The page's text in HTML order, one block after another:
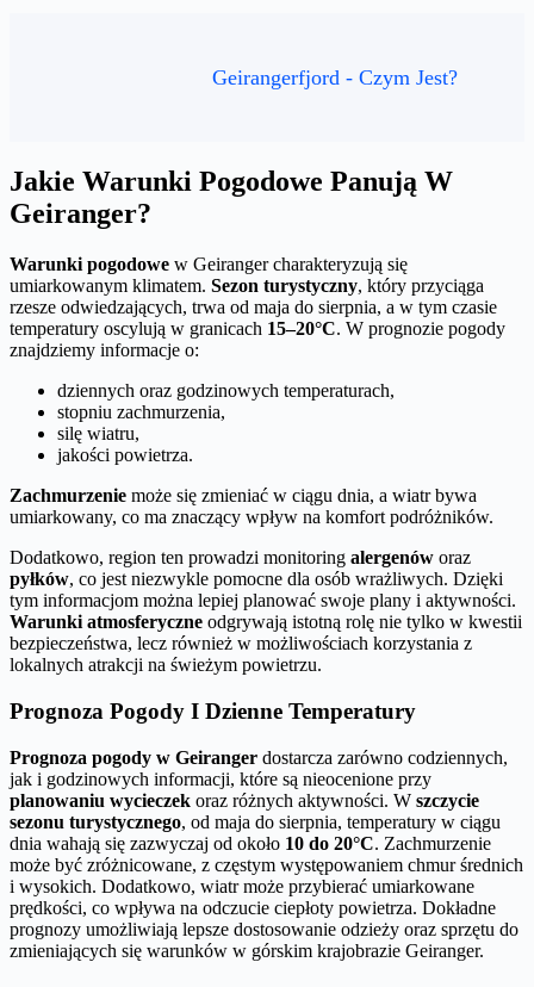
Geirangerfjord - Czym Jest?
Jakie Warunki Pogodowe Panują W
Geiranger?
Warunki pogodowe w Geiranger charakteryzują się
umiarkowanym klimatem. Sezon turystyczny, który przyciąga
rzesze odwiedzających, trwa od maja do sierpnia, a w tym czasie
temperatury oscylują w granicach 15–20°C. W prognozie pogody
znajdziemy informacje o:
dziennych oraz godzinowych temperaturach,
stopniu zachmurzenia,
silę wiatru,
jakości powietrza.
Zachmurzenie może się zmieniać w ciągu dnia, a wiatr bywa
umiarkowany, co ma znaczący wpływ na komfort podróżników.
Dodatkowo, region ten prowadzi monitoring alergenów oraz
pyłków, co jest niezwykle pomocne dla osób wrażliwych. Dzięki
tym informacjom można lepiej planować swoje plany i aktywności.
Warunki atmosferyczne odgrywają istotną rolę nie tylko w kwestii
bezpieczeństwa, lecz również w możliwościach korzystania z
lokalnych atrakcji na świeżym powietrzu.
Prognoza Pogody I Dzienne Temperatury
Prognoza pogody w Geiranger dostarcza zarówno codziennych,
jak i godzinowych informacji, które są nieocenione przy
planowaniu wycieczek oraz różnych aktywności. W szczycie
sezonu turystycznego, od maja do sierpnia, temperatury w ciągu
dnia wahają się zazwyczaj od około 10 do 20°C. Zachmurzenie
może być zróżnicowane, z częstym występowaniem chmur średnich
i wysokich. Dodatkowo, wiatr może przybierać umiarkowane
prędkości, co wpływa na odczucie ciepłoty powietrza. Dokładne
prognozy umożliwiają lepsze dostosowanie odzieży oraz sprzętu do
zmieniających się warunków w górskim krajobrazie Geiranger.